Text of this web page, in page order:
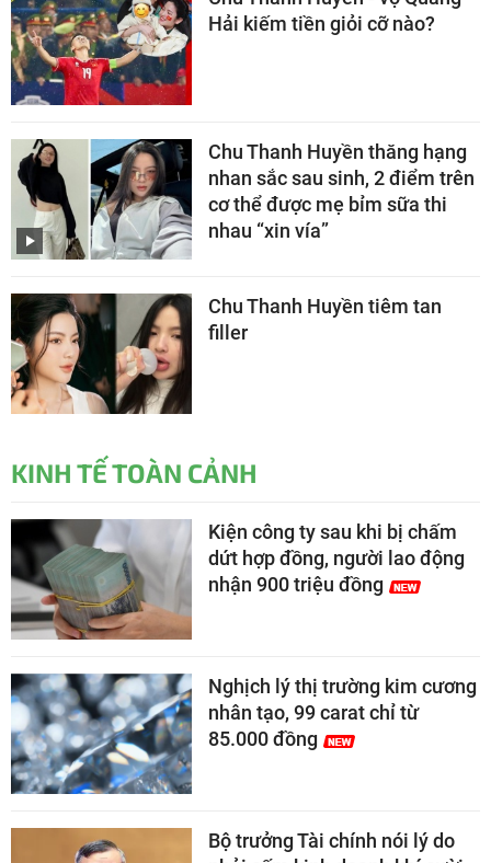
Hải kiếm tiền giỏi cỡ nào?
Chu Thanh Huyền thăng hạng
nhan sắc sau sinh, 2 điểm trên
cơ thể được mẹ bỉm sữa thi
nhau “xin vía”
Chu Thanh Huyền tiêm tan
filler
KINH TẾ TOÀN CẢNH
Kiện công ty sau khi bị chấm
dứt hợp đồng, người lao động
nhận 900 triệu đồng
Nghịch lý thị trường kim cương
nhân tạo, 99 carat chỉ từ
85.000 đồng
Bộ trưởng Tài chính nói lý do